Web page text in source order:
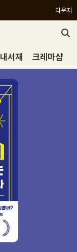
라운지
내서재 크레마샵